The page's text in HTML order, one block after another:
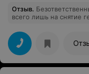
Отзыв.
всего лишь на снятие
минут, ещё и цену
неуважение к